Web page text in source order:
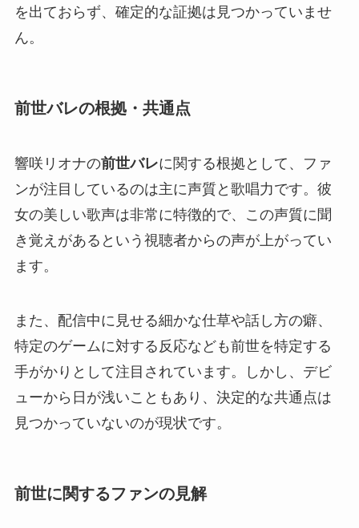
を出ておらず、確定的な証拠は見つかっていませ
ん。
前世バレの根拠・共通点
響咲リオナの前世バレに関する根拠として、ファ
ンが注目しているのは主に声質と歌唱力です。彼
女の美しい歌声は非常に特徴的で、この声質に聞
き覚えがあるという視聴者からの声が上がってい
ます。
また、配信中に見せる細かな仕草や話し方の癖、
特定のゲームに対する反応なども前世を特定する
手がかりとして注目されています。しかし、デビ
ューから日が浅いこともあり、決定的な共通点は
見つかっていないのが現状です。
前世に関するファンの見解